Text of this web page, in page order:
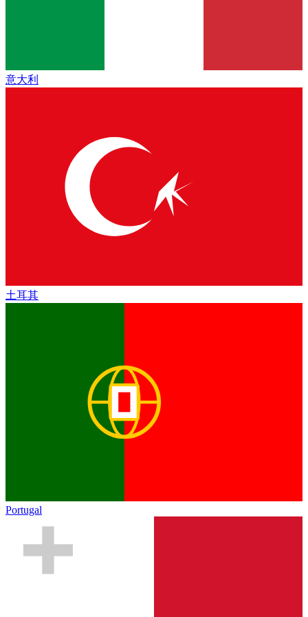
意大利
土耳其
Portugal